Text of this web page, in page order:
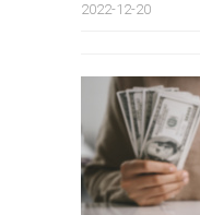
2022-12-20